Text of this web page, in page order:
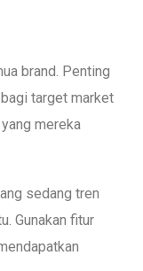
brand. Penting
target market
mereka
sedang tren
Gunakan fitur